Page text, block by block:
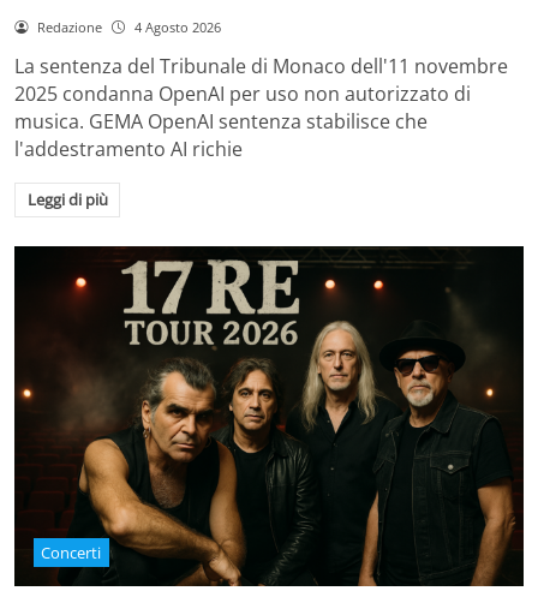
Redazione 4 Agosto 2026
La sentenza del Tribunale di Monaco dell'11 novembre
2025 condanna OpenAI per uso non autorizzato di
musica. GEMA OpenAI sentenza stabilisce che
l'addestramento AI richie
Leggi di più
Concerti